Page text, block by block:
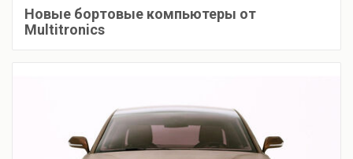
Новые бортовые компьютеры от
Multitronics